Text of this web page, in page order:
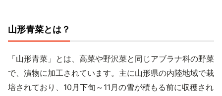
山形青菜とは？
「山形青菜」とは、高菜や野沢菜と同じアブラナ科の野菜
で、漬物に加工されています。主に山形県の内陸地域で栽
培されており、10月下旬～11月の雪が積もる前に収穫され